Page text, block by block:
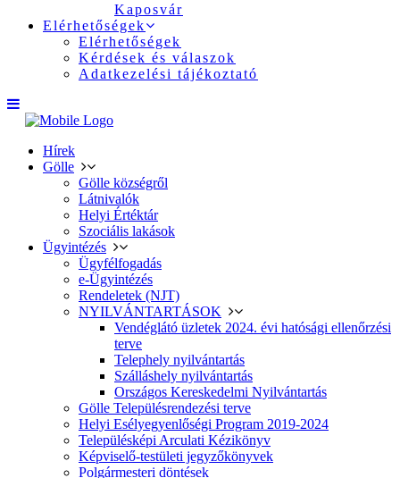
Kaposvár
Elérhetőségek
Elérhetőségek
Kérdések és válaszok
Adatkezelési tájékoztató
Hírek
Gölle
Gölle községről
Látnivalók
Helyi Értéktár
Szociális lakások
Ügyintézés
Ügyfélfogadás
e-Ügyintézés
Rendeletek (NJT)
NYILVÁNTARTÁSOK
Vendéglátó üzletek 2024. évi hatósági ellenőrzési
terve
Telephely nyilvántartás
Szálláshely nyilvántartás
Országos Kereskedelmi Nyilvántartás
Gölle Településrendezési terve
Helyi Esélyegyenlőségi Program 2019-2024
Településképi Arculati Kézikönyv
Képviselő-testületi jegyzőkönyvek
Polgármesteri döntések